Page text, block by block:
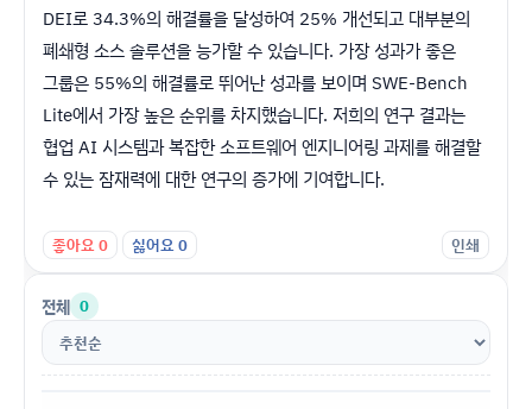
DEI로 34.3%의 해결률을 달성하여 25% 개선되고 대부분의
폐쇄형 소스 솔루션을 능가할 수 있습니다. 가장 성과가 좋은
그룹은 55%의 해결률로 뛰어난 성과를 보이며 SWE-Bench
Lite에서 가장 높은 순위를 차지했습니다. 저희의 연구 결과는
협업 AI 시스템과 복잡한 소프트웨어 엔지니어링 과제를 해결할
수 있는 잠재력에 대한 연구의 증가에 기여합니다.
좋아요0 싫어요0 인쇄
전체 0